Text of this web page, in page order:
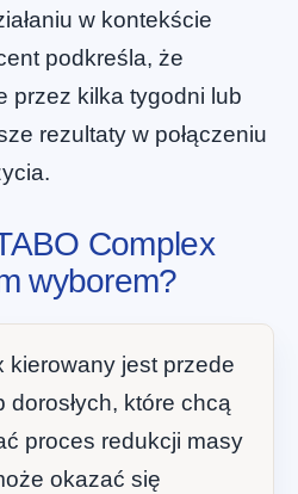
w kontekście
podkreśla, że
przez kilka tygodni lub
rezultaty w połączeniu
Complex
wyborem?
kierowany jest przede
które chcą
proces redukcji masy
okazać się